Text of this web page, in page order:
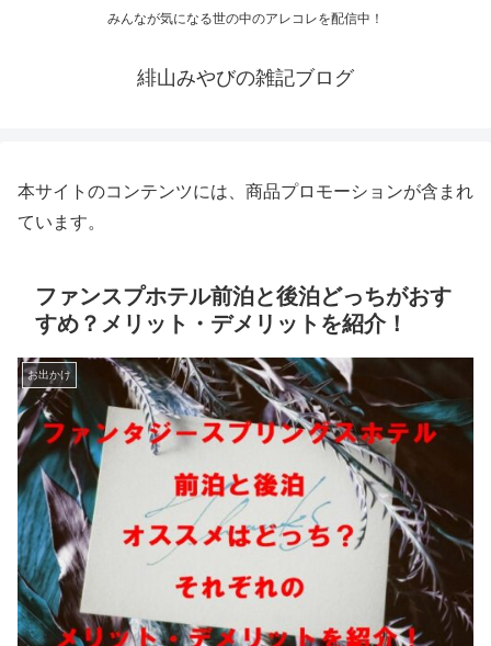
みんなが気になる世の中のアレコレを配信中！
緋山みやびの雑記ブログ
本サイトのコンテンツには、商品プロモーションが含まれ
ています。
ファンスプホテル前泊と後泊どっちがおす
すめ？メリット・デメリットを紹介！
お出かけ